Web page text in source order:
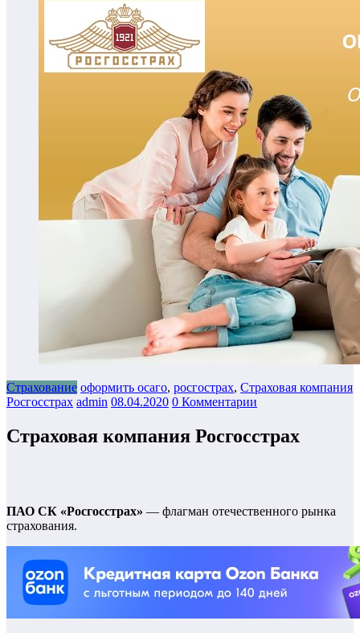
Страхование оформить осаго, росгострах, Страховая компания
Росгосстрах admin 08.04.2020 0 Комментарии
Страховая компания Росгосстрах
ПАО СК «Росгосстрах» — флагман отечественного рынка
страхования.